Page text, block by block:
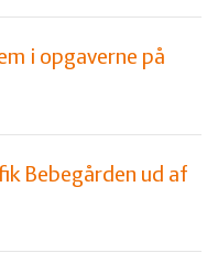
i opgaverne på
Bebegården ud af